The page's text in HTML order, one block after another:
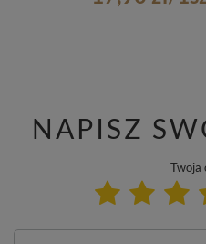
NAPISZ
Twoja